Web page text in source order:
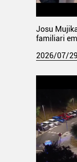
Josu
familiari
2026/07/29